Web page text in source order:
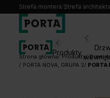
Strefa montera/Strefa architekta
Produkty
Wybierz swoje drzwi
Strona główna Produkty Drzwi
PORTA NOVA, GRUPA 2
PORTA